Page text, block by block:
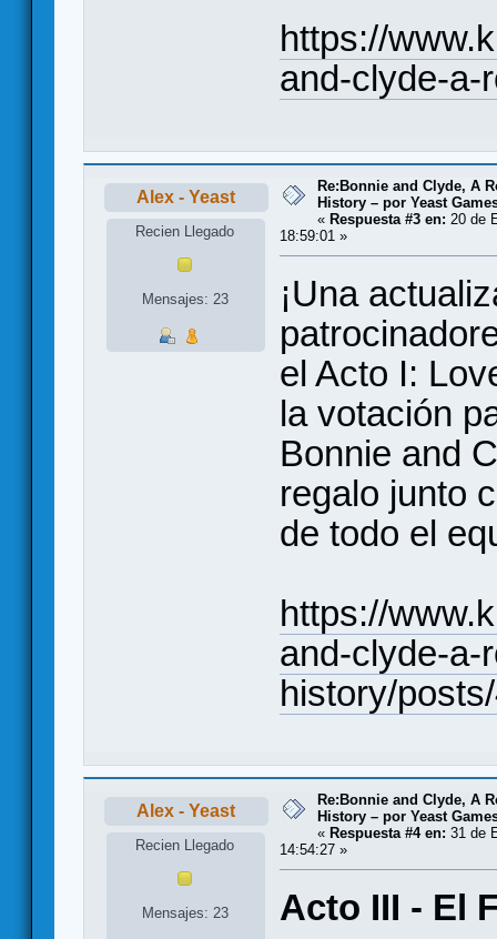
https://
and-clyde-a-
Alex - Yeast
Recien Llegado
Mensajes: 23
Re:Bonnie and Clyde, A
History – por Yeast
« Respuesta #3 en: 20 de
18:59:01 »
¡Una
el Acto I:
la votación
Bonnie and
regalo junto
de todo el
https://
and-clyde-a-
history/
Alex - Yeast
Recien Llegado
Mensajes: 23
Re:Bonnie and Clyde, A
History – por Yeast
« Respuesta #4 en: 31 de
14:54:27 »
Acto III - El